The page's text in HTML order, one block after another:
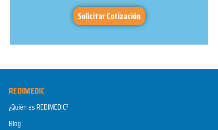
Solicitar Cotización
REDIMEDIC
¿Quién es REDIMEDIC?
Blog